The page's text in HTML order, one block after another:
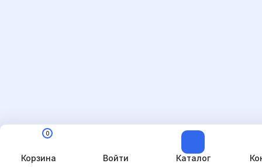
0
Корзина Войти Каталог